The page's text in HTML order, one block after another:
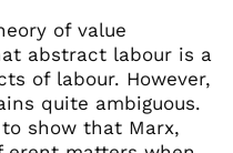
of value
abstract labour is a
of labour. However,
quite ambiguous.
show that Marx,